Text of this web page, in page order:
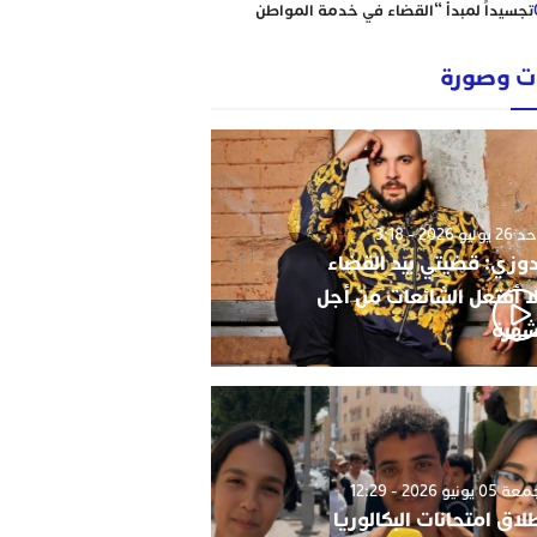
تجسيداً لمبدأ “القضاء في خدمة المواطن
رؤساء ونقباء للمحامين يتضامنون مع الاستاذ
حاجي .
من يحمي وجدة من كارثة عقارية وشيكة؟
أحكام نافذة، رسوم مجمدة، ومشاريع
سكنية مشبوهة تهدد هيبة القانون وأمن
التعمير
وصورة
2026 - 3:18
قضيتي بيد القضاء
أفتعل الشائعات من أجل
يونيو 2026 - 12:29
امتحانات البكالوريا